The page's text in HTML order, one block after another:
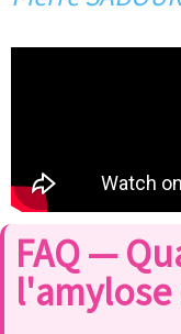
FAQ —
l'amylose